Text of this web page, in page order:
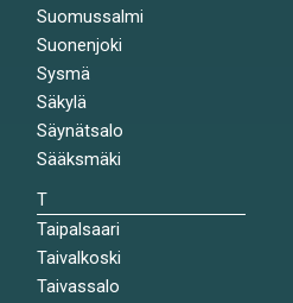
Suomussalmi
Suonenjoki
Sysmä
Säkylä
Säynätsalo
Sääksmäki
T
Taipalsaari
Taivalkoski
Taivassalo